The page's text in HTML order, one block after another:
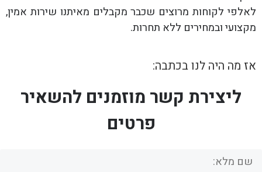
לאלפי לקוחות מרוצים שכבר מקבלים מאיתנו שירות אמין,
מקצועי ובמחירים ללא תחרות.
אז מה היה לנו בכתבה:
ליצירת קשר מוזמנים להשאיר
פרטים